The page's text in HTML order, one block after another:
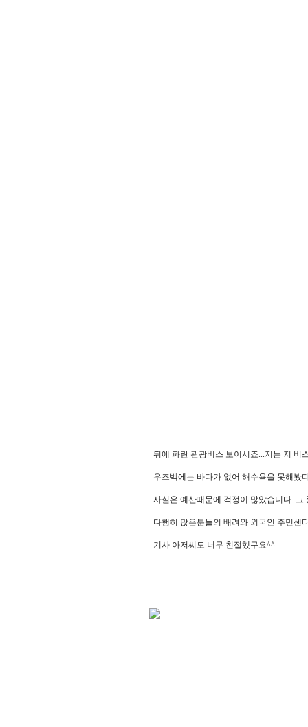
뒤에 파란 관광버스 보이시죠...저는 저 버
우즈벡에는 바다가 없어 해수욕을 못해봤
사실은 예산때문에 걱정이 많았습니다. 그
다행히 많은분들의 배려와 외국인 주민센
기사 아저씨도 너무 친절했구요^^